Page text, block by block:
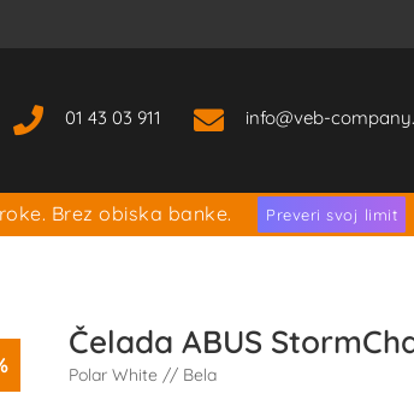
01 43 03 911 info veb-
Brez obiska banke. Preveri svoj limit
Čelada ABUS
Polar White // Bela